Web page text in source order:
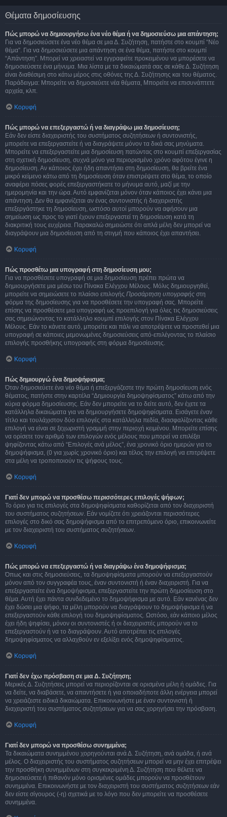
Θέματα δημοσίευσης
Πώς μπορώ να δημιουργήσω ένα νέο θέμα ή να δημοσιεύσω μια απάντηση;
Για να δημοσιεύσετε ένα νέο θέμα σε μια Δ. Συζήτηση, πατήστε στο κουμπί “Νέο
θέμα”. Για να δημοσιεύσετε μια απάντηση σε ένα θέμα, πατήστε στο κουμπί
“Απάντηση”. Μπορεί να χρειαστεί να εγγραφείτε προκειμένου να μπορέσετε να
δημοσιεύσετε ένα μήνυμα. Μια λίστα με τα δικαιώματά σας σε κάθε Δ. Συζήτηση
είναι διαθέσιμη στο κάτω μέρος στις οθόνες της Δ. Συζήτησης και του θέματος.
Παράδειγμα: Μπορείτε να δημοσιεύετε νέα θέματα, Μπορείτε να επισυνάπτετε
αρχεία, κλπ.
Κορυφή
Πώς μπορώ να επεξεργαστώ ή να διαγράψω μια δημοσίευση;
Εάν δεν είστε διαχειριστής του συστήματος συζητήσεων ή συντονιστής,
μπορείτε να επεξεργαστείτε ή να διαγράψετε μόνον τα δικά σας μηνύματα.
Μπορείτε να επεξεργαστείτε μια δημοσίευση πατώντας στο κουμπί επεξεργασίας
στη σχετική δημοσίευση, συχνά μόνο για περιορισμένο χρόνο αφότου έγινε η
δημοσίευση. Αν κάποιος έχει ήδη απαντήσει στη δημοσίευση, θα βρείτε ένα
μικρό κείμενο κάτω από τη δημοσίευση όταν επιστρέψετε στο θέμα, το οποίο
αναφέρει πόσες φορές επεξεργαστήκατε το μήνυμα αυτό, μαζί με την
ημερομηνία και την ώρα. Αυτό εμφανίζεται μόνον όταν κάποιος έχει κάνει μια
απάντηση. Δεν θα εμφανίζεται αν ένας συντονιστής ή διαχειριστής
επεξεργάστηκε τη δημοσίευση, ωστόσο αυτοί μπορούν να αφήσουν μια
σημείωση ως προς το γιατί έχουν επεξεργαστεί τη δημοσίευση κατά τη
διακριτική τους ευχέρεια. Παρακαλώ σημειώστε ότι απλά μέλη δεν μπορεί να
διαγράψουν μια δημοσίευση από τη στιγμή που κάποιος έχει απαντήσει.
Κορυφή
Πώς προσθέτω μια υπογραφή στη δημοσίευση μου;
Για να προσθέσετε υπογραφή σε μια δημοσίευση πρέπει πρώτα να
δημιουργήσετε μια μέσω του Πίνακα Ελέγχου Μέλους. Μόλις δημιουργηθεί,
μπορείτε να σημειώσετε το πλαίσιο επιλογής Προσάρτηση υπογραφής στη
φόρμα της δημοσίευσης για να προσθέσετε την υπογραφή σας. Μπορείτε
επίσης να προσθέσετε μια υπογραφή ως προεπιλογή για όλες τις δημοσιεύσεις
σας σημειώνοντας το κατάλληλο κουμπί επιλογής στον Πίνακα Ελέγχου
Μέλους. Εάν το κάνετε αυτό, μπορείτε και πάλι να αποτρέψετε να προστεθεί μια
υπογραφή σε κάποιες μεμονωμένες δημοσιεύσεις από-επιλέγοντας το πλαίσιο
επιλογής προσθήκης υπογραφής στη φόρμα δημοσίευσης.
Κορυφή
Πώς δημιουργώ ένα δημοψήφισμα;
Όταν δημοσιεύετε ένα νέο θέμα ή επεξεργάζεστε την πρώτη δημοσίευση ενός
θέματος, πατήστε στην καρτέλα “Δημιουργία δημοψηφίσματος” κάτω από την
κύρια φόρμα δημοσίευσης. Εάν δεν μπορείτε να το δείτε αυτό, δεν έχετε τα
κατάλληλα δικαιώματα για να δημιουργήσετε δημοψηφίσματα. Εισάγετε έναν
τίτλο και τουλάχιστον δύο επιλογές στα κατάλληλα πεδία, διασφαλίζοντας κάθε
επιλογή να είναι σε ξεχωριστή γραμμή στην περιοχή κειμένου. Μπορείτε επίσης
να ορίσετε τον αριθμό των επιλογών ενός μέλους που μπορεί να επιλέξει
ψηφίζοντας κάτω από “Επιλογές ανά μέλος”, ένα χρονικό όριο ημερών για το
δημοψήφισμα, (0 για χωρίς χρονικό όριο) και τέλος την επιλογή να επιτρέψετε
στα μέλη να τροποποιούν τις ψήφους τους.
Κορυφή
Γιατί δεν μπορώ να προσθέσω περισσότερες επιλογές ψήφων;
Το όριο για τις επιλογές στα δημοψηφίσματα καθορίζεται από τον διαχειριστή
του συστήματος συζητήσεων. Εάν νομίζετε ότι χρειάζονται περισσότερες
επιλογές στο δικό σας δημοψήφισμα από το επιτρεπόμενο όριο, επικοινωνείτε
με τον διαχειριστή του συστήματος συζητήσεων.
Κορυφή
Πώς μπορώ να επεξεργαστώ ή να διαγράψω ένα δημοψήφισμα;
Όπως και στις δημοσιεύσεις, τα δημοψηφίσματα μπορούν να επεξεργαστούν
μόνον από τον συγγραφέα τους, έναν συντονιστή ή έναν διαχειριστή. Για να
επεξεργαστείτε ένα δημοψήφισμα, επεξεργαστείτε την πρώτη δημοσίευση στο
θέμα. Αυτή έχει πάντα συνδεδεμένο το δημοψήφισμα με αυτό. Εάν κανένας δεν
έχει δώσει μια ψήφο, τα μέλη μπορούν να διαγράψουν το δημοψήφισμα ή να
επεξεργαστούν κάθε επιλογή του δημοψηφίσματος. Ωστόσο, εάν κάποιο μέλος
έχει ήδη ψηφίσει, μόνον οι συντονιστές ή οι διαχειριστές μπορούν να το
επεξεργαστούν ή να το διαγράψουν. Αυτό αποτρέπει τις επιλογές
δημοψηφίσματος να αλλαχθούν εν εξελίξει ενός δημοψηφίσματος.
Κορυφή
Γιατί δεν έχω πρόσβαση σε μια Δ. Συζήτηση;
Μερικές Δ. Συζητήσεις μπορεί να περιορίζονται σε ορισμένα μέλη ή ομάδες. Για
να δείτε, να διαβάσετε, να απαντήσετε ή για οποιαδήποτε άλλη ενέργεια μπορεί
να χρειάζεστε ειδικά δικαιώματα. Επικοινωνήστε με έναν συντονιστή ή
διαχειριστή του συστήματος συζητήσεων για να σας χορηγήσει την πρόσβαση.
Κορυφή
Γιατί δεν μπορώ να προσθέσω συνημμένα;
Τα δικαιώματα συνημμένου χορηγούνται ανά Δ. Συζήτηση, ανά ομάδα, ή ανά
μέλος. Ο διαχειριστής του συστήματος συζητήσεων μπορεί να μην έχει επιτρέψει
την προσθήκη συνημμένων στη συγκεκριμένη Δ. Συζήτηση που θέλετε να
δημοσιεύσετε ή πιθανόν μόνο ορισμένες ομάδες μπορούν να προσθέτουν
συνημμένα. Επικοινωνήστε με τον διαχειριστή του συστήματος συζητήσεων εάν
δεν είστε σίγουρος (-η) σχετικά με το λόγο που δεν μπορείτε να προσθέσετε
συνημμένα.